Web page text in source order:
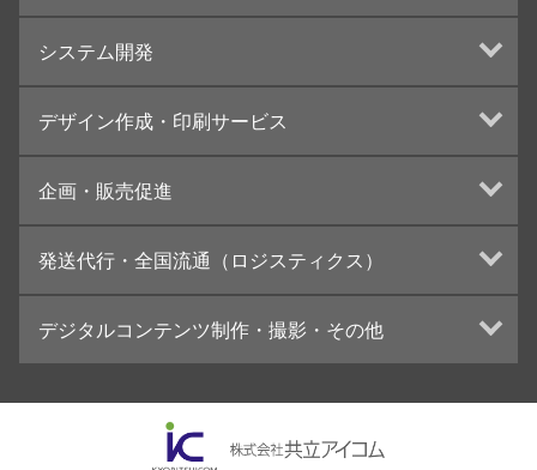
ランディングページ制作
インターネット広告代行
UI・UXデザイン設計
システム開発
デザイン作成・印刷サービス
カタログデザインの制作・印刷
学校・会社案内パンフレット制作・印刷
高精細印刷（スブリマ印刷）
社内報
名刺
一般印刷 （オンデマンド・オフセット）
ユニバーサル・コミュニケーション・デザイン
企画・販売促進
ブランディング戦略
コンテンツ制作
採用プロモーション
発送代行・全国流通（ロジスティクス）
デジタルコンテンツ制作・撮影・その他
イラスト・キャラクター制作
ロゴデザイン・CI設計